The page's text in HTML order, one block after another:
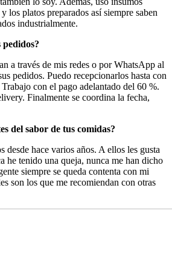
los platos preparados así siempre saben
industrialmente.
pedidos?
a través de mis redes o por WhatsApp al
pedidos. Puedo recepcionarlos hasta con
con el pago adelantado del 60 %.
Finalmente se coordina la fecha,
del sabor de tus comidas?
desde hace varios años. A ellos les gusta
he tenido una queja, nunca me han dicho
siempre se queda contenta con mi
son los que me recomiendan con otras